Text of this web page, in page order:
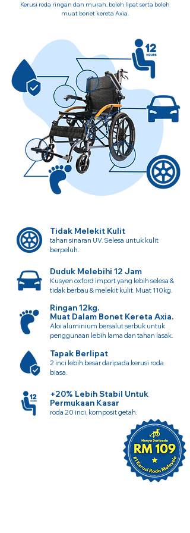
Kerusi roda ringan dan murah, boleh lipat serta boleh
muat bonet kereta Axia.
Tidak Melekit Kulit
tahan sinaran UV. Selesa untuk kulit
berpeluh.
Duduk Melebihi 12 Jam
Kusyen oxford import yang lebih selesa &
tidak berbau & melekit kulit. Muat 110kg.
Ringan 12kg.
Muat Dalam Bonet Kereta Axia.
Aloi aluminium bersalut serbuk untuk
penggunaan lebih lama dan tahan lasak.
Tapak Berlipat
2 inci lebih besar daripada kerusi roda
biasa.
+20% Lebih Stabil Untuk
Permukaan Kasar
roda 20 inci, komposit getah.